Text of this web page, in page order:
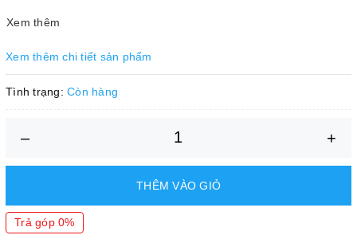
gói
Ứng
Sử dụng trong môi trường y tế, tẩy rửa. Có thể sử
Xem thêm
Xem thêm chi tiết sản phẩm
Tình trạng: Còn hàng
– +
THÊM VÀO GIỎ
Trả góp 0%